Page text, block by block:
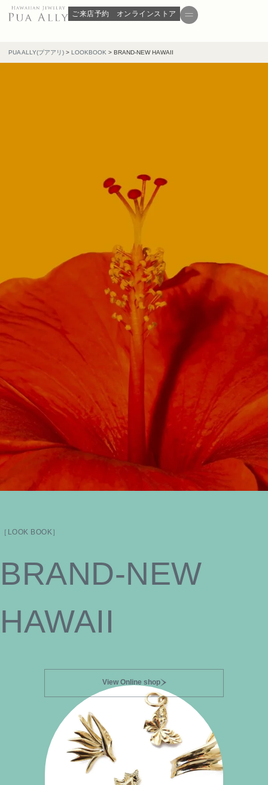
ご来店予約 オンラインストア
PUA ALLY(プアアリ) > LOOKBOOK > BRAND-NEW HAWAII
［LOOK BOOK］
BRAND-NEW
HAWAII
View Online shop